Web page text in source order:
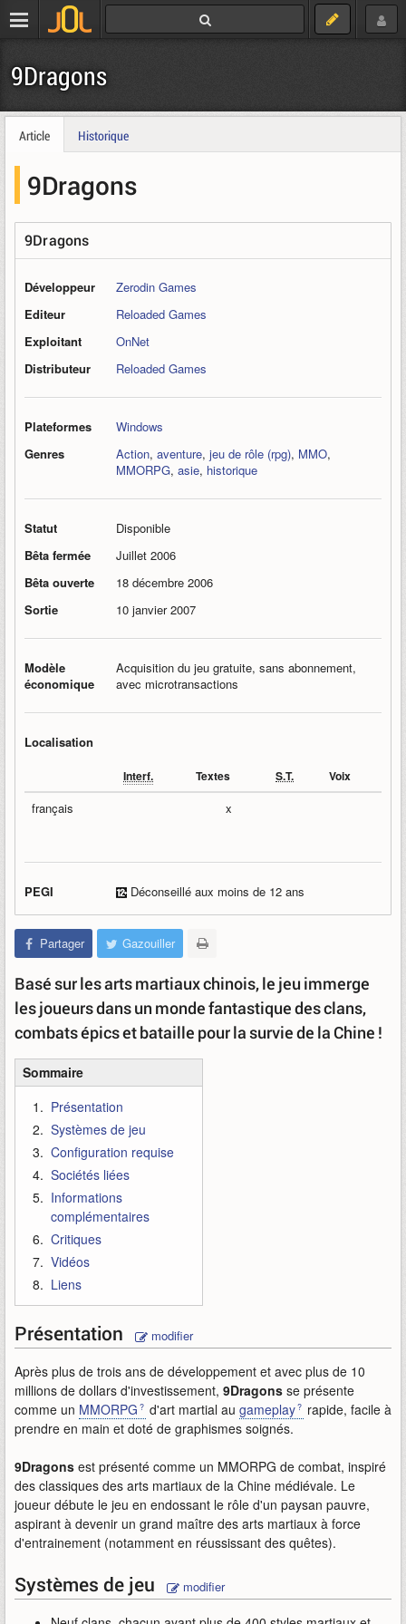
9Dragons
Article Historique
9Dragons
9Dragons
Développeur
Zerodin Games
Editeur
Reloaded Games
Exploitant
OnNet
Distributeur
Reloaded Games
Plateformes
Windows
Genres
Action, aventure, jeu de rôle (rpg), MMO,
MMORPG, asie, historique
Statut
Disponible
Bêta fermée
Juillet 2006
Bêta ouverte
18 décembre 2006
Sortie
10 janvier 2007
Modèle
économique
Acquisition du jeu gratuite, sans abonnement,
avec microtransactions
Localisation
Interf. Textes S.T. Voix
français x
PEGI Déconseillé aux moins de 12 ans
Partager Gazouiller
Basé sur les arts martiaux chinois, le jeu immerge
les joueurs dans un monde fantastique des clans,
combats épics et bataille pour la survie de la Chine !
Sommaire
Présentation
Systèmes de jeu
Configuration requise
Sociétés liées
Informations
complémentaires
Critiques
Vidéos
Liens
Présentation modifier
Après plus de trois ans de développement et avec plus de 10
millions de dollars d'investissement, 9Dragons se présente
comme un MMORPG d'art martial au gameplay
rapide, facile à
prendre en main et doté de graphismes soignés.
9Dragons est présenté comme un MMORPG de combat, inspiré
des classiques des arts martiaux de la Chine médiévale. Le
joueur débute le jeu en endossant le rôle d'un paysan pauvre,
aspirant à devenir un grand maître des arts martiaux à force
d'entrainement (notamment en réussissant des quêtes).
Systèmes de jeu modifier